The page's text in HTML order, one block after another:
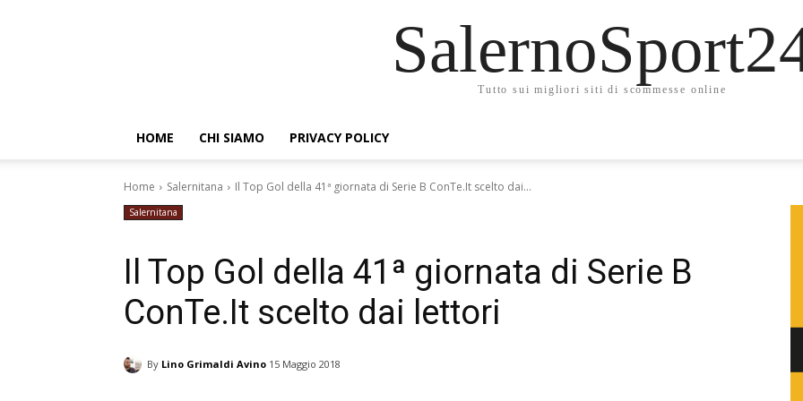
Tutto sui migliori siti di scommesse online
HOME CHI SIAMO PRIVACY POLICY
Home Salernitana Il Top Gol della 41ª giornata di Serie B ConTe.It scelto dai...
Salernitana
Il Top Gol della 41ª giornata di Serie B
ConTe.It scelto dai lettori
By Lino Grimaldi Avino 15 Maggio 2018